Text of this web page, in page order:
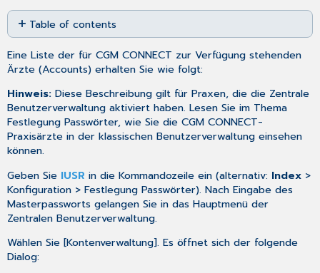
Save
as
PDF
Table of contents
No
headers
Eine Liste der für CGM CONNECT zur Verfügung stehenden
Ärzte (Accounts) erhalten Sie wie folgt:
Hinweis:Diese Beschreibung gilt für Praxen, die die Zentrale
Benutzerverwaltung aktiviert haben. Lesen Sie im Thema
Festlegung Passwörter, wie Sie die CGM CONNECT-
Praxisärzte in der klassischen Benutzerverwaltung einsehen
können.
Geben Sie IUSR in die Kommandozeile ein (alternativ: Index >
Konfiguration > Festlegung Passwörter). Nach Eingabe des
Masterpassworts gelangen Sie in das Hauptmenü der
Zentralen Benutzerverwaltung.
Wählen Sie [Kontenverwaltung]. Es öffnet sich der folgende
Dialog: